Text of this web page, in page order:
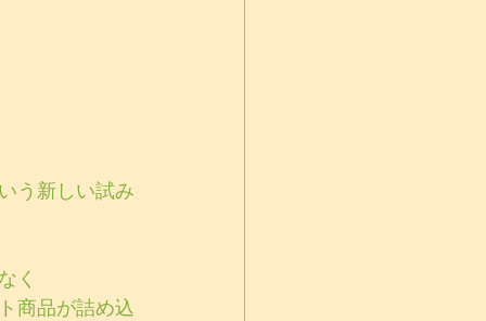
う新しい試み
く
商品が詰め込